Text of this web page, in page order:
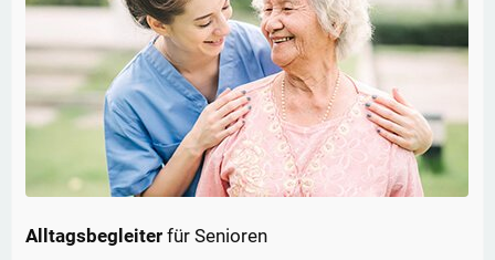
Alltagsbegleiter für Senioren